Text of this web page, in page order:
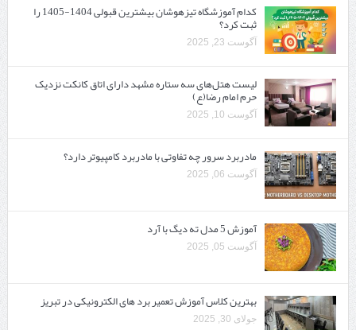
کدام آموزشگاه تیزهوشان بیشترین قبولی 1404-1405 را
ثبت کرد؟
آگوست 23, 2025
لیست هتل‌های سه ستاره مشهد دارای اتاق کانکت نزدیک
حرم امام رضا(ع)
آگوست 10, 2025
مادربرد سرور چه تفاوتی با مادربرد کامپیوتر دارد؟
آگوست 06, 2025
آموزش 5 مدل ته دیگ با آرد
آگوست 05, 2025
بهترین کلاس آموزش تعمیر برد های الکترونیکی در تبریز
جولای 30, 2025